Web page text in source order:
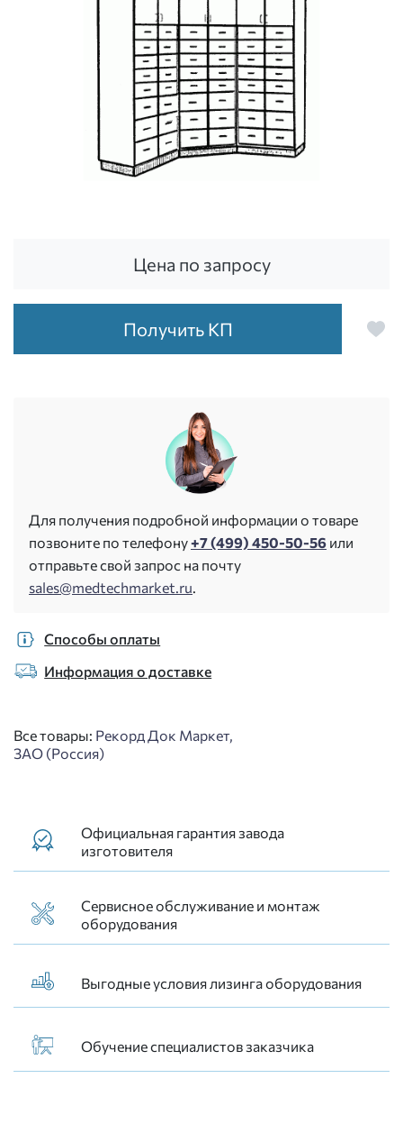
Цена по запросу
Получить КП
Для получения подробной информации о товаре
позвоните по телефону+7 (499) 450-50-56 или
отправьте свой запрос на почту
sales@medtechmarket.ru
Способы оплаты
Информация о доставке
Все товары: Рекорд Док Маркет,
ЗАО (Россия)
Официальная гарантия завода
изготовителя
Сервисное обслуживание и монтаж
оборудования
Выгодные условия лизинга оборудования
Обучение специалистов заказчика